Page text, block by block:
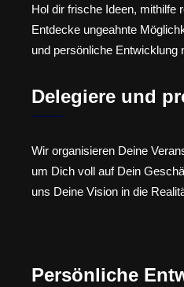
Hol dir frische Ideen, mithilfe
Entdecke ungeahnte
und persönliche Entwicklung
Delegiere und
Wir organisieren Deine
um Dich voll auf Dein
uns Deine Vision in die
Persönliche